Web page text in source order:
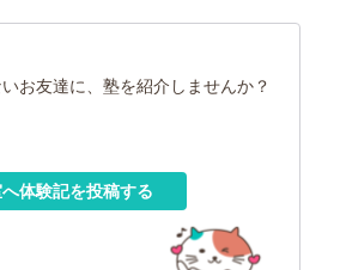
お友達に、塾を紹介しませんか？
体験記を投稿する